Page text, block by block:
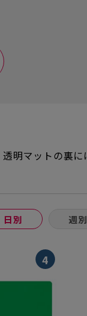
明マットの裏
日別 週別
4